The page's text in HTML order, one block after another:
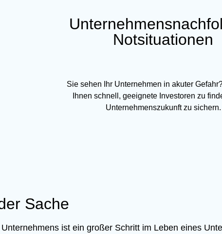
Unternehmens
Notsituationen​
Sie sehen Ihr Unternehmen in akuter
Ihnen schnell, geeignete Investoren zu
Unternehmenszukunft zu sichern.
Sache
ist ein großer Schritt im Leben eines